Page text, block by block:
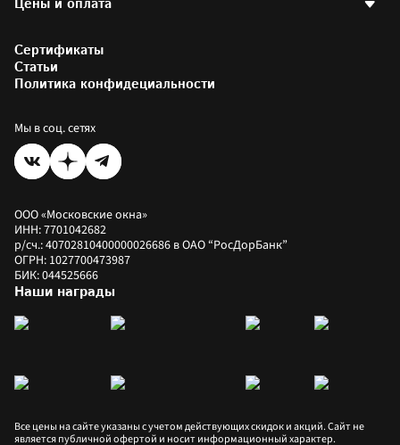
Партнерам и друзьям
Остекление офисов
Коммерческое остекление
Калькулятор стоимости окон
Цены на окна
Как купить
Оплатить заказ
Рассрочка
Статьи
Политика конфидециальности
ИНН: 7701042682
БИК: 044525666
р/сч.: 40702810400000026686 в ОАО “РосДорБанк”
ОГРН: 1027700473987
Наши награды